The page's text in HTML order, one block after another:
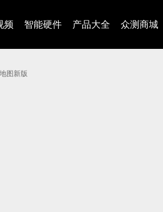
频 智能硬件 产品大全 众测商城